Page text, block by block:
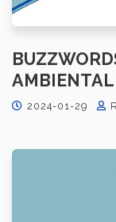
AMBIENTAL
2024-01-29